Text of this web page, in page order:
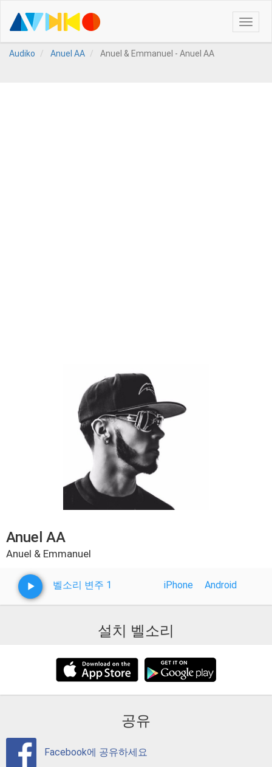
Toggle
Audiko
Anuel AA Anuel & Emmanuel - Anuel AA
Anuel AA
Anuel & Emmanuel
벨소리 변주 1 iPhone Android
설치 벨소리
공유
Facebook에 공유하세요